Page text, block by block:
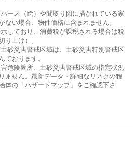
ース（絵）や間取り図に描かれている家
ない場合、物件価格に含まれません。
しており、消費税が課税される場合は税
り上げ）。
砂災害警戒区域は、土砂災害特別警戒区
でおります。
危険箇所、土砂災害警戒区域の指定状況
ません。最新データ・詳細なリスクの程
体の「ハザードマップ」をご確認下さ